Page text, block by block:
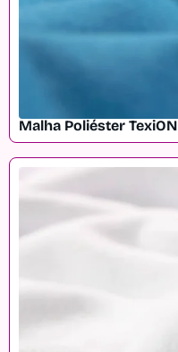
Malha Poliéster TexiON